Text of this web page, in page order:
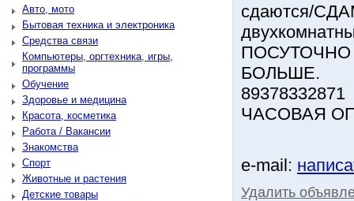
Авто, мото
Бытовая техника и электроника
Средства связи
Компьютеры, оргтехника, игры,
программы
Обучение
Здоровье и медицина
Красота, косметика
Работа / Вакансии
Знакомства
Спорт
Животные и растения
Детские товары
сдаются/
БОЛЬШЕ.
89378332871
ЧАСОВАЯ
e-mail:
Удалить